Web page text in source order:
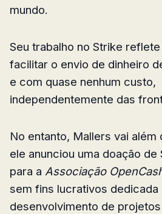
mundo.
Seu trabalho no Strike
facilitar o envio de dinheiro
e com quase nenhum custo,
independentemente das
No entanto, Mallers vai além
ele anunciou uma doação
para a Associação
sem fins lucrativos dedicada
desenvolvimento de